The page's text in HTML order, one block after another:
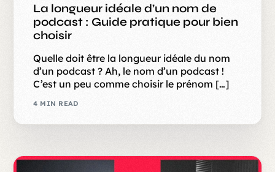
La longueur idéale d’un nom de
podcast : Guide pratique pour bien
choisir
Quelle doit être la longueur idéale du nom
d’un podcast ? Ah, le nom d’un podcast !
C’est un peu comme choisir le prénom […]
4 MIN READ